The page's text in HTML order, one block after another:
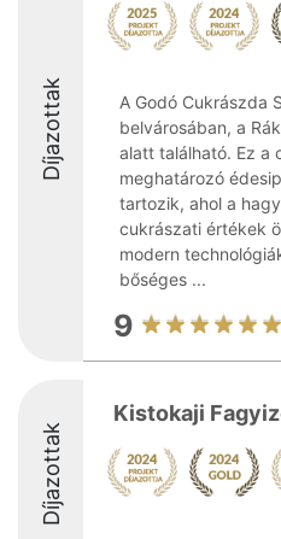
Díjazottak
A Godó Cukrászda
belvárosában, a
alatt található. Ez a
meghatározó
tartozik, ahol a
cukrászati értékek
modern
bőséges ...
9
Díjazottak
Kistokaji